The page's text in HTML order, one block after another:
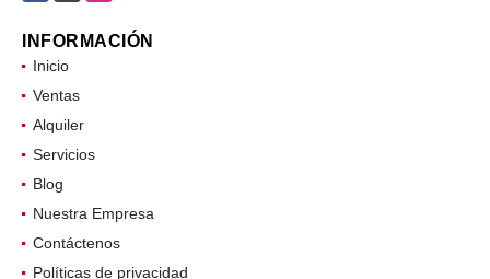
INFORMACIÓN
Inicio
Ventas
Alquiler
Servicios
Blog
Nuestra Empresa
Contáctenos
Políticas de privacidad